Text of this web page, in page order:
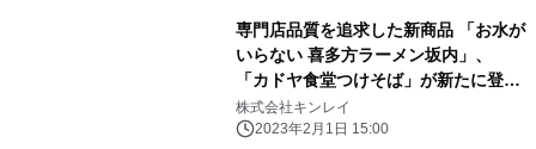
専門店品質を追求した新商品 「お水が
いらない 喜多方ラーメン坂内」、
「カドヤ食堂つけそば」が新たに登
場！ 2023年2月20日(月)新発売
株式会社キンレイ
2023年2月1日 15:00